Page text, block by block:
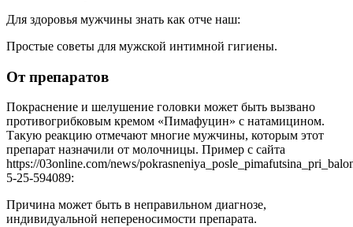
Для здоровья мужчины знать как отче наш:
Простые советы для мужской интимной гигиены.
От препаратов
Покраснение и шелушение головки может быть вызвано
противогрибковым кремом «Пимафуцин» с натамицином.
Такую реакцию отмечают многие мужчины, которым этот
препарат назначили от молочницы. Пример с сайта
https://03online.com/news/
5-25-594089:
Причина может быть в неправильном диагнозе,
индивидуальной непереносимости препарата.